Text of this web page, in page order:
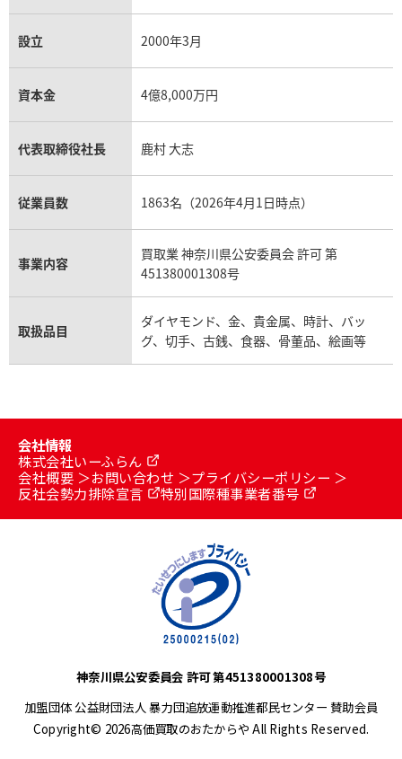
設立 2000年3月
資本金 4億8,000万円
代表取締役社長 鹿村 大志
従業員数 1863名（2026年4月1日時点）
事業内容
買取業 神奈川県公安委員会 許可 第
451380001308号
取扱品目
ダイヤモンド、金、貴金属、時計、バッ
グ、切手、古銭、食器、骨董品、絵画等
会社情報
株式会社いーふらん
会社概要
お問い合わせ
プライバシーポリシー
反社会勢力排除宣言
特別国際種事業者番号
神奈川県公安委員会 許可 第451380001308号
加盟団体 公益財団法人 暴力団追放運動推進都民センター 賛助会員
Copyright© 2026高価買取のおたからや All Rights Reserved.